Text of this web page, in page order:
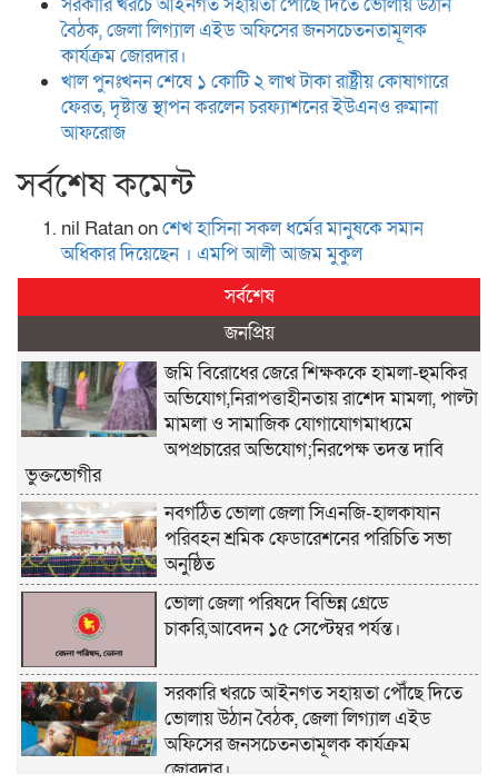
সরকারি খরচে আইনগত সহায়তা পৌঁছে দিতে ভোলায় উঠান
বৈঠক, জেলা লিগ্যাল এইড অফিসের জনসচেতনতামূলক
কার্যক্রম জোরদার।
খাল পুনঃখনন শেষে ১ কোটি ২ লাখ টাকা রাষ্ট্রীয় কোষাগারে
ফেরত, দৃষ্টান্ত স্থাপন করলেন চরফ্যাশনের ইউএনও রুমানা
আফরোজ
সর্বশেষ কমেন্ট
nil Ratanonশেখ হা‌সিনা সকল ধ‌র্মের মানু‌ষকে সমান
অ‌ধিকার দি‌য়ে‌ছেন । এম‌পি আলী আজম মুকুল
সর্বশেষ
জনপ্রিয়
জমি বিরোধের জেরে শিক্ষককে হামলা-হুমকির
অভিযোগ,নিরাপত্তাহীনতায় রাশেদ মামলা, পাল্টা
মামলা ও সামাজিক যোগাযোগমাধ্যমে
অপপ্রচারের অভিযোগ;নিরপেক্ষ তদন্ত দাবি
ভুক্তভোগীর
নবগঠিত ভোলা জেলা সিএনজি-হালকাযান
পরিবহন শ্রমিক ফেডারেশনের পরিচিতি সভা
অনুষ্ঠিত
ভোলা জেলা পরিষদে বিভিন্ন গ্রেডে
চাকরি,আবেদন ১৫ সেপ্টেম্বর পর্যন্ত।
সরকারি খরচে আইনগত সহায়তা পৌঁছে দিতে
ভোলায় উঠান বৈঠক, জেলা লিগ্যাল এইড
অফিসের জনসচেতনতামূলক কার্যক্রম
জোরদার।